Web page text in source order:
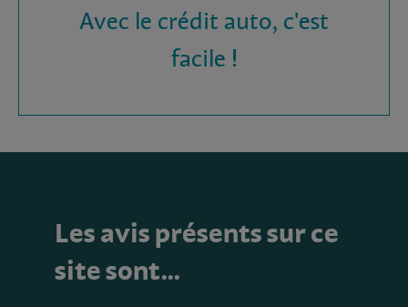
Avec le crédit auto, c'est
facile !
Les avis présents sur ce
site sont…